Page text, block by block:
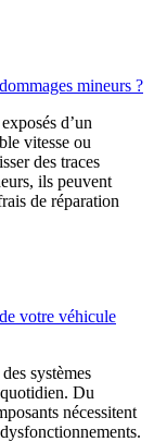
mineurs ?
d’un
vitesse ou
des traces
ils peuvent
de réparation
votre véhicule
systèmes
Du
nécessitent